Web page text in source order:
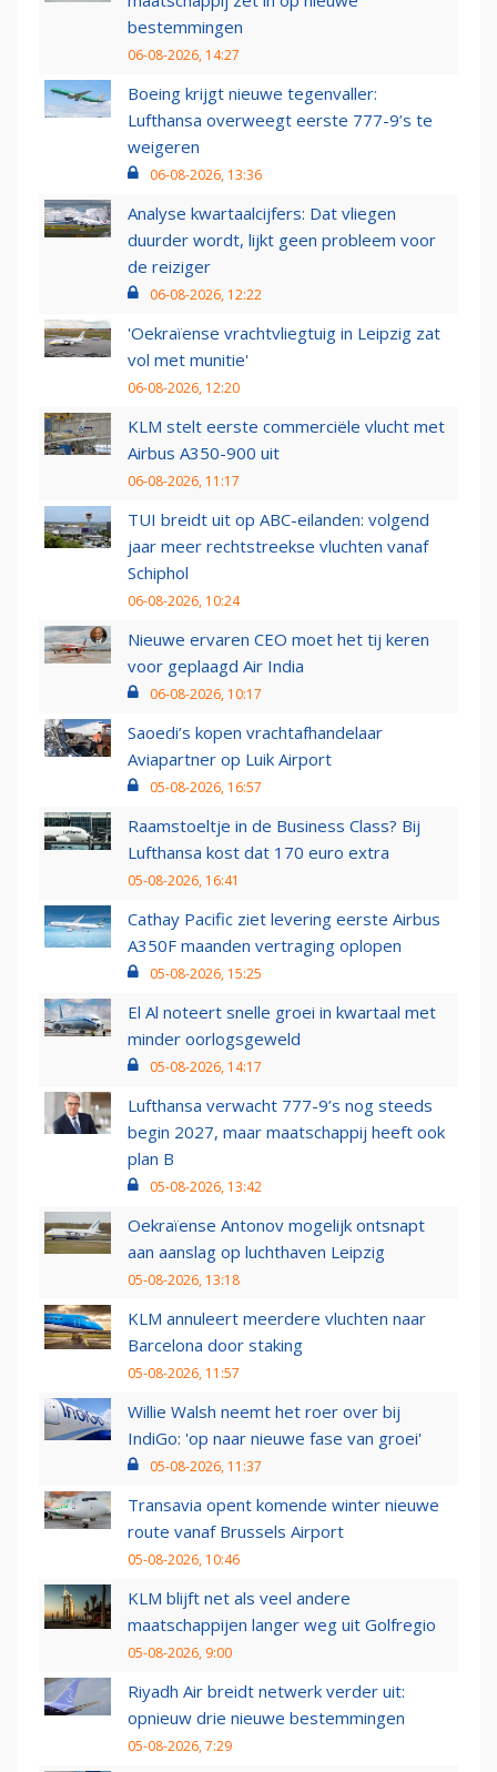
bestemmingen
06-08-2026, 14:27
Boeing krijgt nieuwe tegenvaller:
Lufthansa overweegt eerste 777-9’s te
weigeren
06-08-2026, 13:36
Analyse kwartaalcijfers: Dat vliegen
duurder wordt, lijkt geen probleem voor
de reiziger
06-08-2026, 12:22
'Oekraïense vrachtvliegtuig in Leipzig zat
vol met munitie'
06-08-2026, 12:20
KLM stelt eerste commerciële vlucht met
Airbus A350-900 uit
06-08-2026, 11:17
TUI breidt uit op ABC-eilanden: volgend
jaar meer rechtstreekse vluchten vanaf
Schiphol
06-08-2026, 10:24
Nieuwe ervaren CEO moet het tij keren
voor geplaagd Air India
06-08-2026, 10:17
Saoedi’s kopen vrachtafhandelaar
Aviapartner op Luik Airport
05-08-2026, 16:57
Raamstoeltje in de Business Class? Bij
Lufthansa kost dat 170 euro extra
05-08-2026, 16:41
Cathay Pacific ziet levering eerste Airbus
A350F maanden vertraging oplopen
05-08-2026, 15:25
El Al noteert snelle groei in kwartaal met
minder oorlogsgeweld
05-08-2026, 14:17
Lufthansa verwacht 777-9’s nog steeds
begin 2027, maar maatschappij heeft ook
plan B
05-08-2026, 13:42
Oekraïense Antonov mogelijk ontsnapt
aan aanslag op luchthaven Leipzig
05-08-2026, 13:18
KLM annuleert meerdere vluchten naar
Barcelona door staking
05-08-2026, 11:57
Willie Walsh neemt het roer over bij
IndiGo: 'op naar nieuwe fase van groei'
05-08-2026, 11:37
Transavia opent komende winter nieuwe
route vanaf Brussels Airport
05-08-2026, 10:46
KLM blijft net als veel andere
maatschappijen langer weg uit Golfregio
05-08-2026, 9:00
Riyadh Air breidt netwerk verder uit:
opnieuw drie nieuwe bestemmingen
05-08-2026, 7:29